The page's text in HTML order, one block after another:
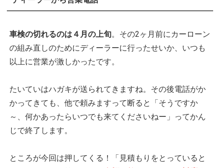
車検の切れるのは４月の上旬。その2ヶ月前にカーローン
の組み直しのためにディーラーに行ったせいか、いつも
以上に営業が激しかったです。
たいていはハガキが送られてきますね。その後電話がか
かってきても、他で頼みますって断ると「そうですか
～、何かあったらいつでも来てくださいねー」ってかん
じで終了します。
ところが今回は押してくる！「見積もりをとっていると